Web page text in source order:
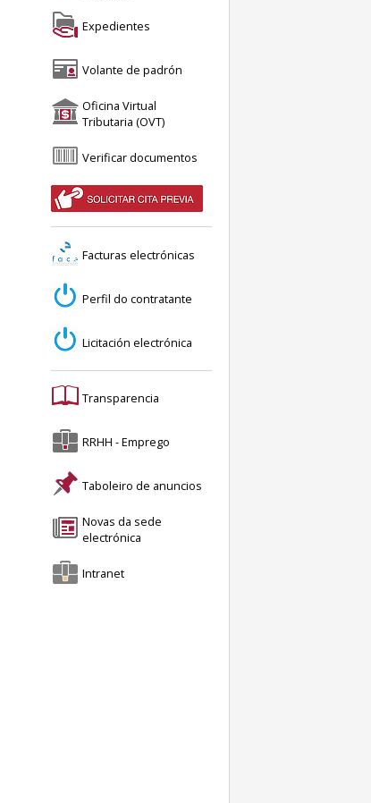
Expedientes
Volante de padrón
Oficina Virtual
Tributaria (OVT)
Verificar documentos
Facturas electrónicas
Perfil do contratante
Licitación electrónica
Transparencia
RRHH - Emprego
Taboleiro de anuncios
Novas da sede
electrónica
Intranet